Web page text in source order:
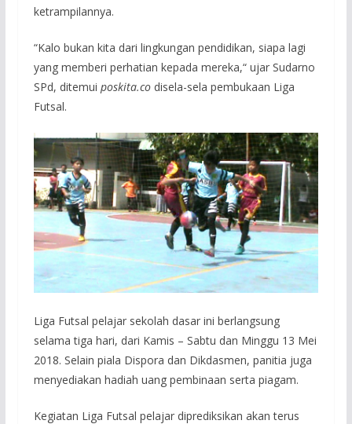
ketrampilannya.
“Kalo bukan kita dari lingkungan pendidikan, siapa lagi
yang memberi perhatian kepada mereka,“ ujar Sudarno
SPd, ditemui poskita.codisela-sela pembukaan Liga
Futsal.
Liga Futsal pelajar sekolah dasar ini berlangsung
selama tiga hari, dari Kamis – Sabtu dan Minggu 13 Mei
2018. Selain piala Dispora dan Dikdasmen, panitia juga
menyediakan hadiah uang pembinaan serta piagam.
Kegiatan Liga Futsal pelajar diprediksikan akan terus